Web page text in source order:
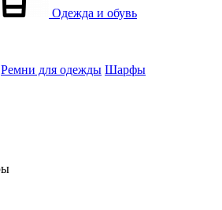
Одежда и обувь
Ремни для одежды Шарфы